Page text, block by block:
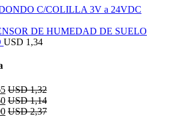
C/COLILLA 3V a 24VDC
DE HUMEDAD DE SUELO
USD 1,34
USD1,32
USD1,14
USD2,37